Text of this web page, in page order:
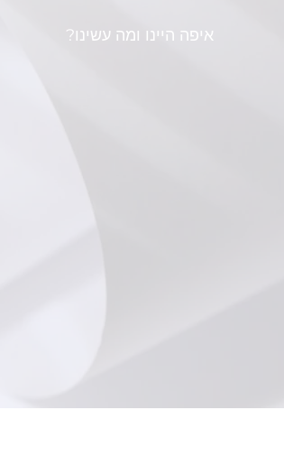
איפה היינו ומה עשינו?